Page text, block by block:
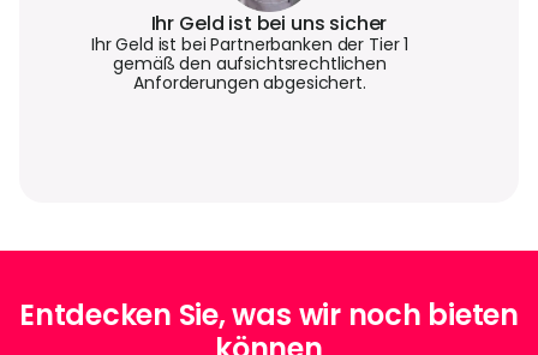
Ihr Geld ist bei uns sicher
Ihr Geld ist bei Partnerbanken der Tier 1
gemäß den aufsichtsrechtlichen
Anforderungen abgesichert.
Entdecken Sie, was wir noch bieten